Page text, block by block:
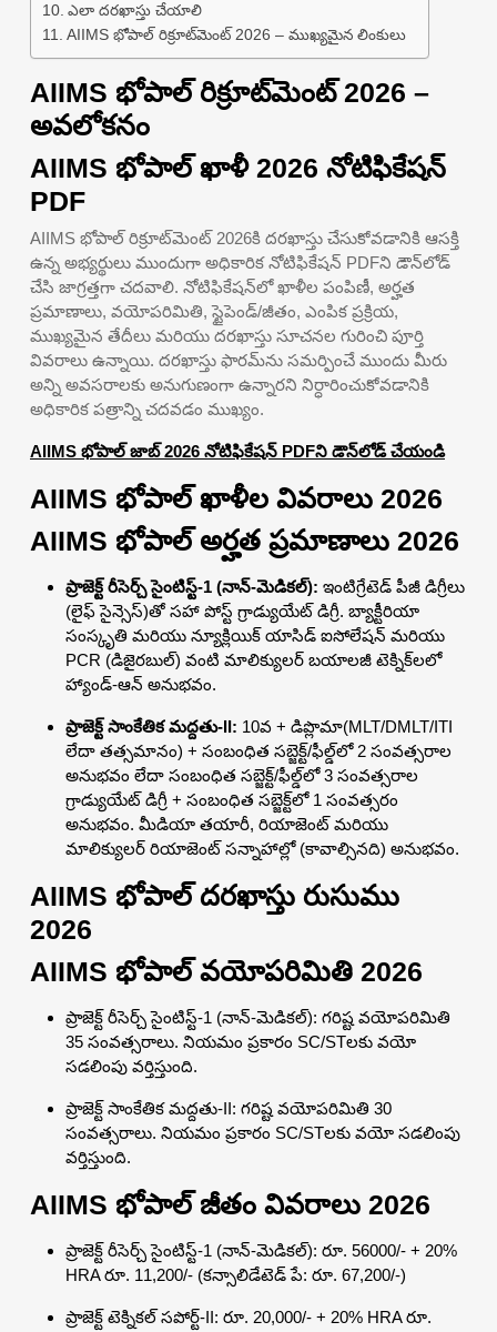
ఎలా దరఖాస్తు చేయాలి
AIIMS భోపాల్ రిక్రూట్‌మెంట్ 2026 – ముఖ్యమైన లింకులు
AIIMS భోపాల్ రిక్రూట్‌మెంట్ 2026 –
అవలోకనం
AIIMS భోపాల్ ఖాళీ 2026 నోటిఫికేషన్
PDF
AIIMS భోపాల్ రిక్రూట్‌మెంట్ 2026కి దరఖాస్తు చేసుకోవడానికి ఆసక్తి
ఉన్న అభ్యర్థులు ముందుగా అధికారిక నోటిఫికేషన్ PDFని డౌన్‌లోడ్
చేసి జాగ్రత్తగా చదవాలి. నోటిఫికేషన్‌లో ఖాళీల పంపిణీ, అర్హత
ప్రమాణాలు, వయోపరిమితి, స్టైపెండ్/జీతం, ఎంపిక ప్రక్రియ,
ముఖ్యమైన తేదీలు మరియు దరఖాస్తు సూచనల గురించి పూర్తి
వివరాలు ఉన్నాయి. దరఖాస్తు ఫారమ్‌ను సమర్పించే ముందు మీరు
అన్ని అవసరాలకు అనుగుణంగా ఉన్నారని నిర్ధారించుకోవడానికి
అధికారిక పత్రాన్ని చదవడం ముఖ్యం.
AIIMS భోపాల్ జాబ్ 2026 నోటిఫికేషన్ PDFని డౌన్‌లోడ్ చేయండి
AIIMS భోపాల్ ఖాళీల వివరాలు 2026
AIIMS భోపాల్ అర్హత ప్రమాణాలు 2026
ప్రాజెక్ట్ రీసెర్చ్ సైంటిస్ట్-1 (నాన్-మెడికల్): ఇంటిగ్రేటెడ్ పీజీ డిగ్రీలు
(లైఫ్ సైన్సెస్)తో సహా పోస్ట్ గ్రాడ్యుయేట్ డిగ్రీ. బ్యాక్టీరియా
సంస్కృతి మరియు న్యూక్లియిక్ యాసిడ్ ఐసోలేషన్ మరియు
PCR (డిజైరబుల్) వంటి మాలిక్యులర్ బయాలజీ టెక్నిక్‌లలో
హ్యాండ్-ఆన్ అనుభవం.
ప్రాజెక్ట్ సాంకేతిక మద్దతు-II: 10వ + డిప్లొమా(MLT/DMLT/ITI
లేదా తత్సమానం) + సంబంధిత సబ్జెక్ట్/ఫీల్డ్‌లో 2 సంవత్సరాల
అనుభవం లేదా సంబంధిత సబ్జెక్ట్/ఫీల్డ్‌లో 3 సంవత్సరాల
గ్రాడ్యుయేట్ డిగ్రీ + సంబంధిత సబ్జెక్ట్‌లో 1 సంవత్సరం
అనుభవం. మీడియా తయారీ, రియాజెంట్ మరియు
మాలిక్యులర్ రియాజెంట్ సన్నాహాల్లో (కావాల్సినది) అనుభవం.
AIIMS భోపాల్ దరఖాస్తు రుసుము
2026
AIIMS భోపాల్ వయోపరిమితి 2026
ప్రాజెక్ట్ రీసెర్చ్ సైంటిస్ట్-1 (నాన్-మెడికల్): గరిష్ట వయోపరిమితి
35 సంవత్సరాలు. నియమం ప్రకారం SC/STలకు వయో
సడలింపు వర్తిస్తుంది.
ప్రాజెక్ట్ సాంకేతిక మద్దతు-II: గరిష్ట వయోపరిమితి 30
సంవత్సరాలు. నియమం ప్రకారం SC/STలకు వయో సడలింపు
వర్తిస్తుంది.
AIIMS భోపాల్ జీతం వివరాలు 2026
ప్రాజెక్ట్ రీసెర్చ్ సైంటిస్ట్-1 (నాన్-మెడికల్): రూ. 56000/- + 20%
HRA రూ. 11,200/- (కన్సాలిడేటెడ్ పే: రూ. 67,200/-)
ప్రాజెక్ట్ టెక్నికల్ సపోర్ట్-II: రూ. 20,000/- + 20% HRA రూ.